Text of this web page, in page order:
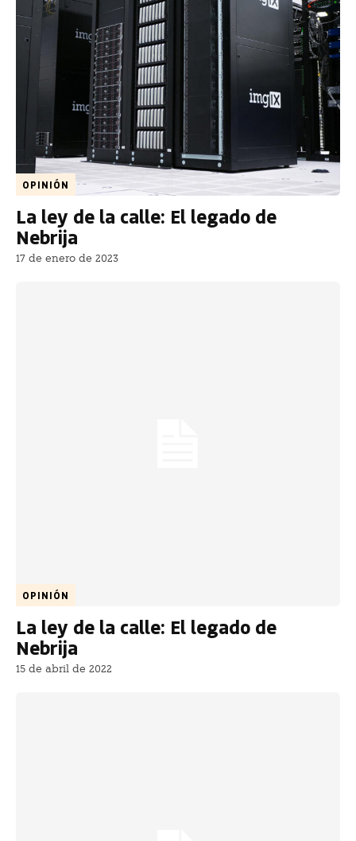
OPINIÓN
La ley de la calle: El legado de
Nebrija
17 de enero de 2023
OPINIÓN
La ley de la calle: El legado de
Nebrija
15 de abril de 2022